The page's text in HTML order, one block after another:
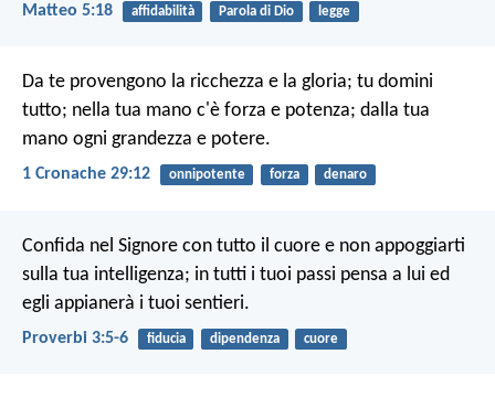
Matteo 5:18 affidabilità Parola di Dio legge
Da te provengono la ricchezza e la gloria; tu domini
tutto; nella tua mano c'è forza e potenza; dalla tua
mano ogni grandezza e potere.
1 Cronache 29:12 onnipotente forza denaro
Confida nel Signore con tutto il cuore e non appoggiarti
sulla tua intelligenza; in tutti i tuoi passi pensa a lui ed
egli appianerà i tuoi sentieri.
Proverbi 3:5-6 fiducia dipendenza cuore